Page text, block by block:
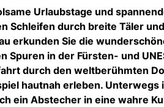
Urlaubstage und
Schleifen durch breite Täler
erkunden Sie die
Spuren in der Fürsten- und
durch den weltberühmten
hautnah erleben. Unterwegs
ein Abstecher in eine wahre